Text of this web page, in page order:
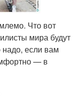
Что вот
мира будут
надо, если вам
— в